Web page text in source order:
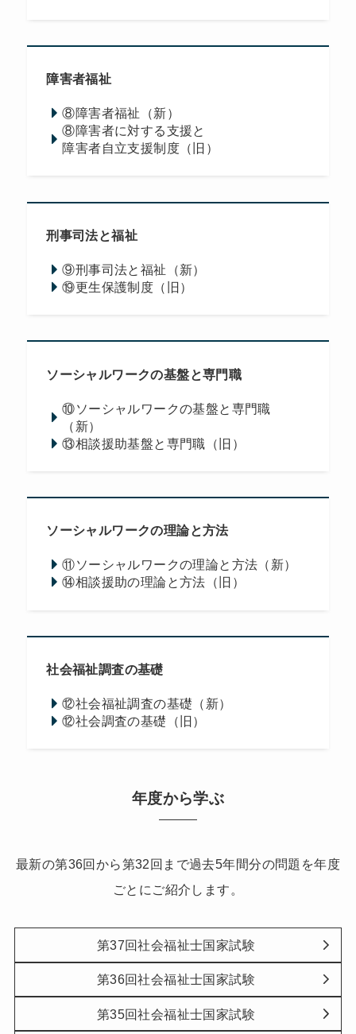
障害者福祉
⑧障害者福祉（新）
⑧障害者に対する支援と
障害者自立支援制度（旧）
刑事司法と福祉
⑨刑事司法と福祉（新）
⑲更生保護制度（旧）
ソーシャルワークの基盤と専門職
⑩ソーシャルワークの基盤と専門職
（新）
⑬相談援助基盤と専門職（旧）
ソーシャルワークの理論と方法
⑪ソーシャルワークの理論と方法（新）
⑭相談援助の理論と方法（旧）
社会福祉調査の基礎
⑫社会福祉調査の基礎（新）
⑫社会調査の基礎（旧）
年度から学ぶ
最新の第36回から第32回まで過去5年間分の問題を年度
ごとにご紹介します。
第37回社会福祉士国家試験
第36回社会福祉士国家試験
第35回社会福祉士国家試験